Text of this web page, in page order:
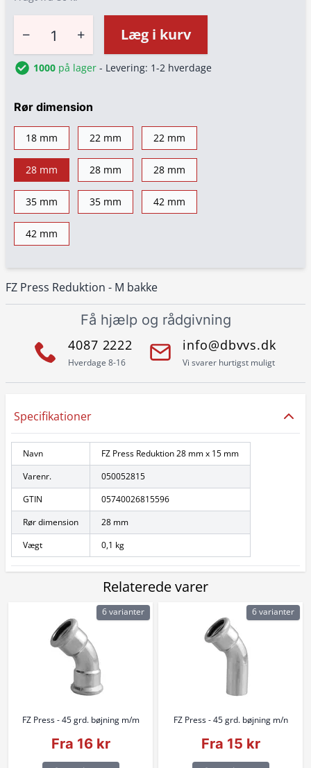
FZ Press Reduktion - M bakke
− + Læg i kurv
1000 på lager - Levering: 1-2 hverdage
Rør dimension
18 mm 22 mm 22 mm
28 mm 28 mm 28 mm
35 mm 35 mm 42 mm
42 mm
Få hjælp og rådgivning
4087 2222
Hverdage 8-16
info@dbvvs.dk
Vi svarer hurtigst muligt
Specifikationer
Navn
FZ Press Reduktion 28 mm x 15 mm
Varenr.
050052815
GTIN
05740026815596
Rør dimension
28 mm
Vægt
0,1 kg
Relaterede varer
FZ Press - 45 grd. bøjning m/m
Fra 16 kr
6 varianter
FZ Press - 45 grd. bøjning m/n
Fra 15 kr
6 varianter